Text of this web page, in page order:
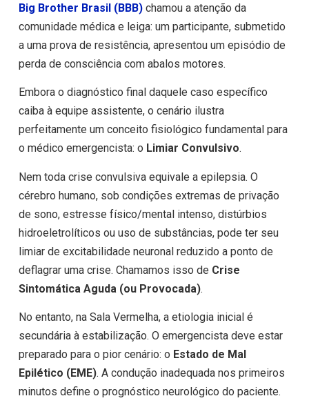
Big Brother Brasil (BBB)chamou a atenção da
comunidade médica e leiga: um participante, submetido
a uma prova de resistência, apresentou um episódio de
perda de consciência com abalos motores.
Embora o diagnóstico final daquele caso específico
caiba à equipe assistente, o cenário ilustra
perfeitamente um conceito fisiológico fundamental para
o médico emergencista: o Limiar Convulsivo.
Nem toda crise convulsiva equivale a epilepsia. O
cérebro humano, sob condições extremas de privação
de sono, estresse físico/mental intenso, distúrbios
hidroeletrolíticos ou uso de substâncias, pode ter seu
limiar de excitabilidade neuronal reduzido a ponto de
deflagrar uma crise. Chamamos isso de Crise
Sintomática Aguda (ou Provocada).
No entanto, na Sala Vermelha, a etiologia inicial é
secundária à estabilização. O emergencista deve estar
preparado para o pior cenário: o Estado de Mal
Epilético (EME). A condução inadequada nos primeiros
minutos define o prognóstico neurológico do paciente.